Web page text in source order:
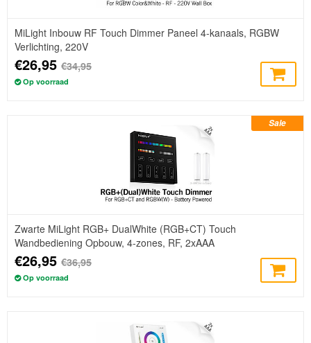
MiLight Inbouw RF Touch Dimmer Paneel 4-kanaals, RGBW
Verlichting, 220V
€26,95 €34,95
Op voorraad
Sale
Zwarte MiLight RGB+ DualWhite (RGB+CT) Touch
Wandbediening Opbouw, 4-zones, RF, 2xAAA
€26,95 €36,95
Op voorraad